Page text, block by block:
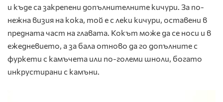
и къде са закрепени допълнителните кичури. За по-
нежна визия на кока, той е с леки кичури, оставени в
предната част на главата. Кокът може да се носи и в
ежедневието, а за бала отново да го допълните с
фуркети с камъчета или по-големи шноли, богато
инкрустирани с камъни.